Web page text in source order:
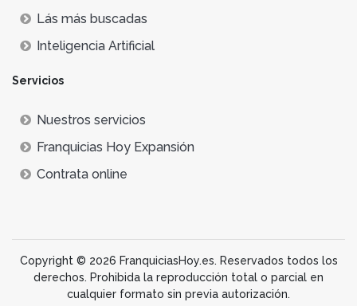
Lás más buscadas
Inteligencia Artificial
Servicios
Nuestros servicios
Franquicias Hoy Expansión
Contrata online
Copyright © 2026 FranquiciasHoy.es. Reservados todos los
derechos. Prohibida la reproducción total o parcial en
cualquier formato sin previa autorización.